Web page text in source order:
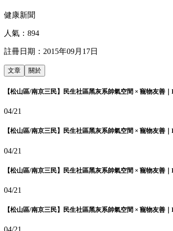
健康新聞
人氣： 894
註冊日期： 2015年09月17日
文章 關於
【松山區/南京三民】民生社區黑灰系帥氣空間 × 寵物友善
04/21
【松山區/南京三民】民生社區黑灰系帥氣空間 × 寵物友善
04/21
【松山區/南京三民】民生社區黑灰系帥氣空間 × 寵物友善
04/21
【松山區/南京三民】民生社區黑灰系帥氣空間 × 寵物友善